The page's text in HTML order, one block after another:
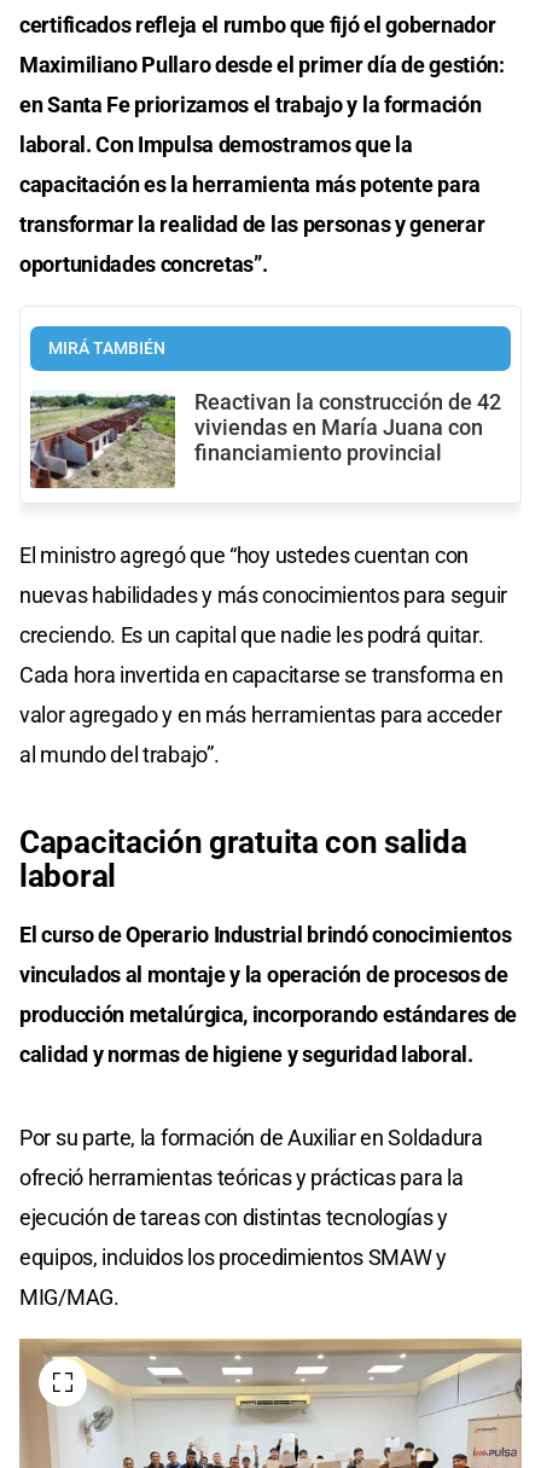
certificados refleja el rumbo que fijó el gobernador
Maximiliano Pullaro desde el primer día de gestión:
en Santa Fe priorizamos el trabajo y la formación
laboral. Con Impulsa demostramos que la
capacitación es la herramienta más potente para
transformar la realidad de las personas y generar
oportunidades concretas”.
MIRÁ TAMBIÉN
Reactivan la construcción de 42
viviendas en María Juana con
financiamiento provincial
El ministro agregó que “hoy ustedes cuentan con
nuevas habilidades y más conocimientos para seguir
creciendo. Es un capital que nadie les podrá quitar.
Cada hora invertida en capacitarse se transforma en
valor agregado y en más herramientas para acceder
al mundo del trabajo”.
Capacitación gratuita con salida
laboral
El curso de Operario Industrial brindó conocimientos
vinculados al montaje y la operación de procesos de
producción metalúrgica, incorporando estándares de
calidad y normas de higiene y seguridad laboral.
Por su parte, la formación de Auxiliar en Soldadura
ofreció herramientas teóricas y prácticas para la
ejecución de tareas con distintas tecnologías y
equipos, incluidos los procedimientos SMAW y
MIG/MAG.